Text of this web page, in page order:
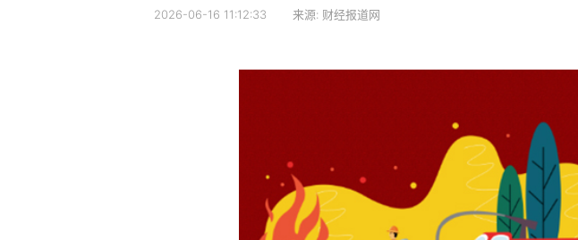
2026-06-16 11:12:33 来源: 财经报道网